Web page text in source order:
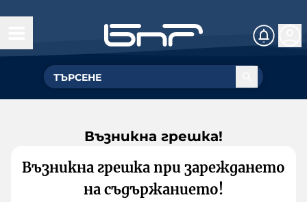
Възникна грешка!
Възникна грешка при зареждането
на съдържанието!